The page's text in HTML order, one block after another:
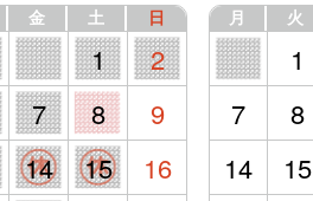
金 土 日
1
2
7 8
9
14 15
16
月 火
1
7
8
14
15